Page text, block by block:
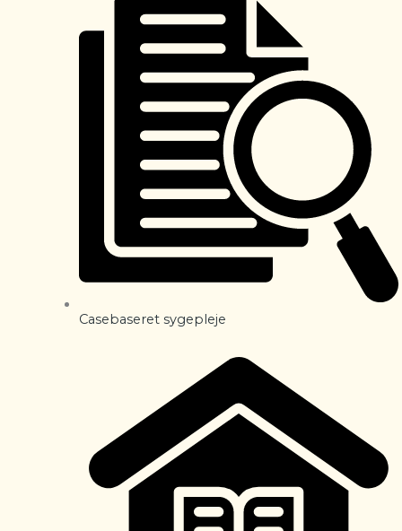
Casebaseret sygepleje